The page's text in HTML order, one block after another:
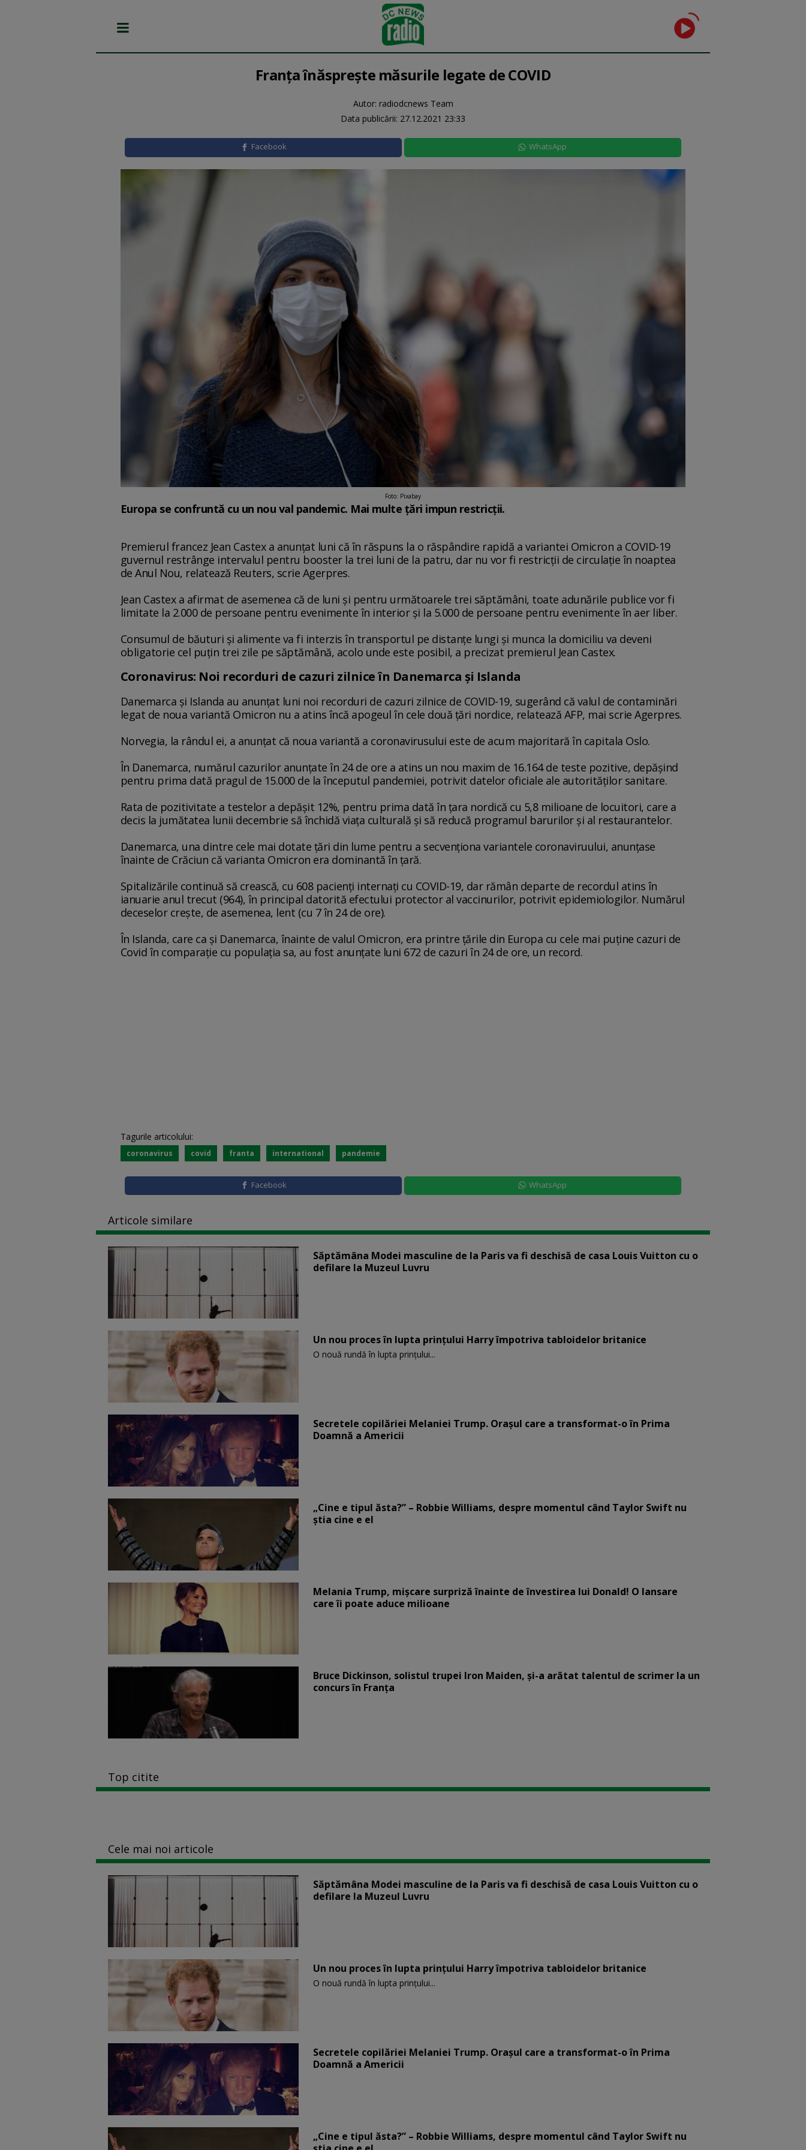
Franţa înăspreşte măsurile legate de COVID
Autor: radiodcnews Team
Data publicării: 27.12.2021 23:33
Facebook WhatsApp
Foto: Pixabay
Europa se confruntă cu un nou val pandemic. Mai multe țări impun restricții.
Premierul francez Jean Castex a anunţat luni că în răspuns la o răspândire rapidă a variantei Omicron a COVID-19
guvernul restrânge intervalul pentru booster la trei luni de la patru, dar nu vor fi restricţii de circulaţie în noaptea
de Anul Nou, relatează Reuters, scrie Agerpres.
Jean Castex a afirmat de asemenea că de luni şi pentru următoarele trei săptămâni, toate adunările publice vor fi
limitate la 2.000 de persoane pentru evenimente în interior şi la 5.000 de persoane pentru evenimente în aer liber.
Consumul de băuturi şi alimente va fi interzis în transportul pe distanţe lungi şi munca la domiciliu va deveni
obligatorie cel puţin trei zile pe săptămână, acolo unde este posibil, a precizat premierul Jean Castex.
Coronavirus: Noi recorduri de cazuri zilnice în Danemarca şi Islanda
Danemarca şi Islanda au anunţat luni noi recorduri de cazuri zilnice de COVID-19, sugerând că valul de contaminări
legat de noua variantă Omicron nu a atins încă apogeul în cele două ţări nordice, relatează AFP, mai scrie Agerpres.
Norvegia, la rândul ei, a anunţat că noua variantă a coronavirusului este de acum majoritară în capitala Oslo.
În Danemarca, numărul cazurilor anunţate în 24 de ore a atins un nou maxim de 16.164 de teste pozitive, depăşind
pentru prima dată pragul de 15.000 de la începutul pandemiei, potrivit datelor oficiale ale autorităţilor sanitare.
Rata de pozitivitate a testelor a depăşit 12%, pentru prima dată în ţara nordică cu 5,8 milioane de locuitori, care a
decis la jumătatea lunii decembrie să închidă viaţa culturală şi să reducă programul barurilor şi al restaurantelor.
Danemarca, una dintre cele mai dotate ţări din lume pentru a secvenţiona variantele coronaviruului, anunţase
înainte de Crăciun că varianta Omicron era dominantă în ţară.
Spitalizările continuă să crească, cu 608 pacienţi internaţi cu COVID-19, dar rămân departe de recordul atins în
ianuarie anul trecut (964), în principal datorită efectului protector al vaccinurilor, potrivit epidemiologilor. Numărul
deceselor creşte, de asemenea, lent (cu 7 în 24 de ore).
În Islanda, care ca şi Danemarca, înainte de valul Omicron, era printre ţările din Europa cu cele mai puţine cazuri de
Covid în comparaţie cu populaţia sa, au fost anunţate luni 672 de cazuri în 24 de ore, un record.
Tagurile articolului:
coronavirus covid franta international pandemie
Facebook WhatsApp
Articole similare
Săptămâna Modei masculine de la Paris va fi deschisă de casa Louis Vuitton cu o
defilare la Muzeul Luvru
Un nou proces în lupta prinţului Harry împotriva tabloidelor britanice
O nouă rundă în lupta prinţului...
Secretele copilăriei Melaniei Trump. Orașul care a transformat-o în Prima
Doamnă a Americii
„Cine e tipul ăsta?” – Robbie Williams, despre momentul când Taylor Swift nu
știa cine e el
Melania Trump, mișcare surpriză înainte de învestirea lui Donald! O lansare
care îi poate aduce milioane
Bruce Dickinson, solistul trupei Iron Maiden, şi-a arătat talentul de scrimer la un
concurs în Franţa
Top citite
Cele mai noi articole
Săptămâna Modei masculine de la Paris va fi deschisă de casa Louis Vuitton cu o
defilare la Muzeul Luvru
Un nou proces în lupta prinţului Harry împotriva tabloidelor britanice
O nouă rundă în lupta prinţului...
Secretele copilăriei Melaniei Trump. Orașul care a transformat-o în Prima
Doamnă a Americii
„Cine e tipul ăsta?” – Robbie Williams, despre momentul când Taylor Swift nu